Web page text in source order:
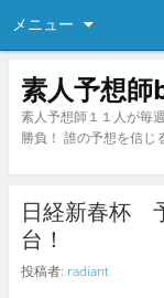
メニュー
素人予想
素人予想師１１人が毎
勝負！ 誰の予想を信じ
日経新春杯
台！
投稿者: radiant